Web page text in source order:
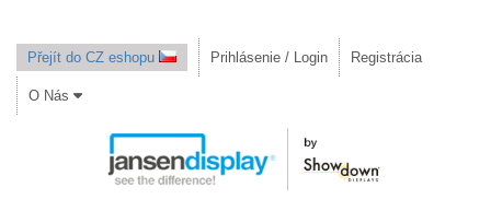
Přejít do CZ eshopu Prihlásenie / Login Registrácia
O Nás